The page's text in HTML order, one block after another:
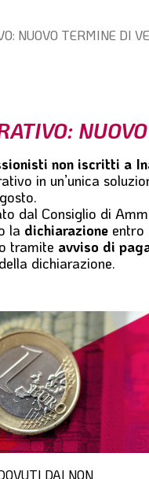
NUOVO TERMINE DI
non iscritti a
in un’unica
dal Consiglio di
la dichiarazione entro
tramite avviso di
dichiarazione.
DAI NON